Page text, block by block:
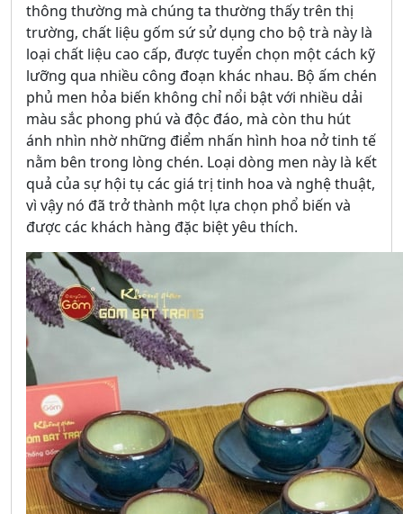
thông thường mà chúng ta thường thấy trên thị
trường, chất liệu gốm sứ sử dụng cho bộ trà này là
loại chất liệu cao cấp, được tuyển chọn một cách kỹ
lưỡng qua nhiều công đoạn khác nhau. Bộ ấm chén
phủ men hỏa biến không chỉ nổi bật với nhiều dải
màu sắc phong phú và độc đáo, mà còn thu hút
ánh nhìn nhờ những điểm nhấn hình hoa nở tinh tế
nằm bên trong lòng chén. Loại dòng men này là kết
quả của sự hội tụ các giá trị tinh hoa và nghệ thuật,
vì vậy nó đã trở thành một lựa chọn phổ biến và
được các khách hàng đặc biệt yêu thích.